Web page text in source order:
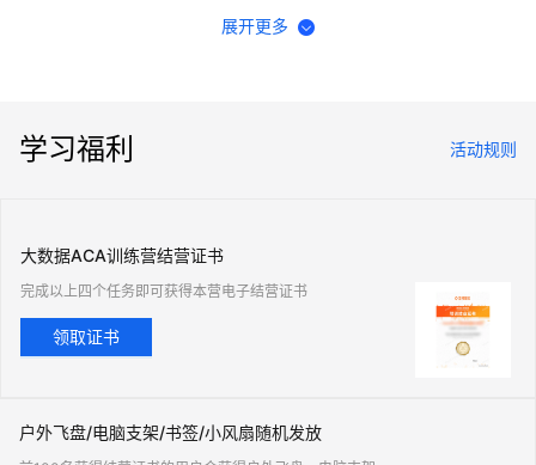
展开更多
学习福利 活动规则
大数据ACA训练营结营证书
完成以上四个任务即可获得本营电子结营证书
领取证书
户外飞盘/电脑支架/书签/小风扇随机发放